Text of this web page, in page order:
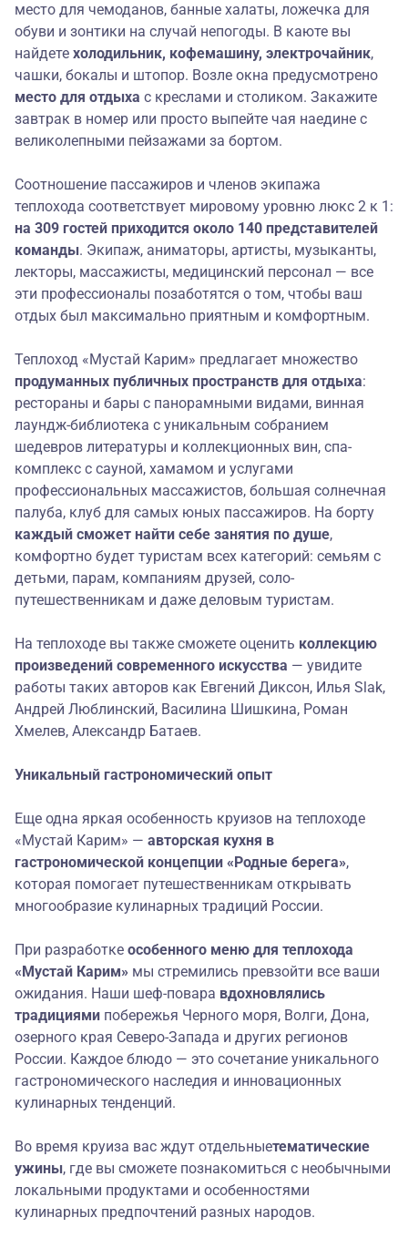
место для чемоданов, банные халаты, ложечка для
обуви и зонтики на случай непогоды. В каюте вы
найдете холодильник, кофемашину, электрочайник,
чашки, бокалы и штопор. Возле окна предусмотрено
место для отдыха с креслами и столиком. Закажите
завтрак в номер или просто выпейте чая наедине с
великолепными пейзажами за бортом.
Соотношение пассажиров и членов экипажа
теплохода соответствует мировому уровню люкс 2 к 1:
на 309 гостей приходится около 140 представителей
команды. Экипаж, аниматоры, артисты, музыканты,
лекторы, массажисты, медицинский персонал — все
эти профессионалы позаботятся о том, чтобы ваш
отдых был максимально приятным и комфортным.
Теплоход «Мустай Карим» предлагает множество
продуманных публичных пространств для отдыха:
рестораны и бары с панорамными видами, винная
лаундж-библиотека с уникальным собранием
шедевров литературы и коллекционных вин, спа-
комплекс с сауной, хамамом и услугами
профессиональных массажистов, большая солнечная
палуба, клуб для самых юных пассажиров. На борту
каждый сможет найти себе занятия по душе,
комфортно будет туристам всех категорий: семьям с
детьми, парам, компаниям друзей, соло-
путешественникам и даже деловым туристам.
На теплоходе вы также сможете оценить коллекцию
произведений современного искусства — увидите
работы таких авторов как Евгений Диксон, Илья Slak,
Андрей Люблинский, Василина Шишкина, Роман
Хмелев, Александр Батаев.
Уникальный гастрономический опыт
Еще одна яркая особенность круизов на теплоходе
«Мустай Карим» — авторская кухня в
гастрономической концепции «Родные берега»,
которая помогает путешественникам открывать
многообразие кулинарных традиций России.
При разработке особенного меню для теплохода
«Мустай Карим» мы стремились превзойти все ваши
ожидания. Наши шеф-повара вдохновлялись
традициями побережья Черного моря, Волги, Дона,
озерного края Северо-Запада и других регионов
России. Каждое блюдо — это сочетание уникального
гастрономического наследия и инновационных
кулинарных тенденций.
Во время круиза вас ждут отдельныетематические
ужины, где вы сможете познакомиться с необычными
локальными продуктами и особенностями
кулинарных предпочтений разных народов.